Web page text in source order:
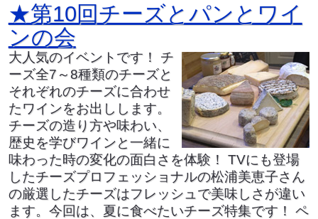
★第10回チーズとパンとワイ
ンの会
大人気のイベントです！ チ
ーズ全7～8種類のチーズと
それぞれのチーズに合わせ
たワインをお出しします。
チーズの造り方や味わい、
歴史を学びワインと一緒に
味わった時の変化の面白さを体験！ TVにも登場
したチーズプロフェッショナルの松浦美恵子さん
の厳選したチーズはフレッシュで美味しさが違い
ます。今回は、夏に食べたいチーズ特集です！ ペ